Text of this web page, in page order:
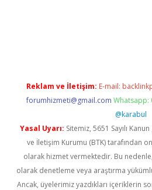
Reklam ve İletişim: E-mail:
forumhizmeti@gmail.com Whatsapp:
@karabul
Yasal Uyarı: Sitemiz, 5651 Sayılı
ve İletişim Kurumu (BTK) tarafından
olarak hizmet vermektedir. Bu
olarak denetleme veya araştırma
Ancak, üyelerimiz yazdıkları içeriklerin